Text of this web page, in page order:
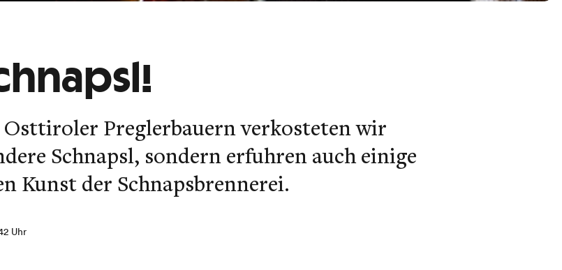
Osttiroler Preglerbauern verkosteten wir
Schnapsl, sondern erfuhren auch einige
Kunst der Schnapsbrennerei.
Uhr